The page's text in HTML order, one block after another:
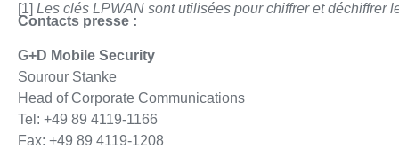
[1] Les clés LPWAN sont utilisées pour chiffrer et déchiffrer
Contacts presse :
G+D Mobile Security
Sourour Stanke
Head of Corporate Communications
Tel: +49 89 4119-1166
Fax: +49 89 4119-1208